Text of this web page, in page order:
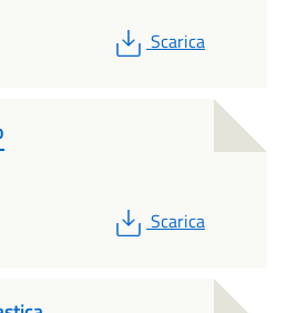
PDF
Scarica
PDF
Scarica